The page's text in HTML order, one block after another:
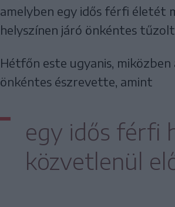
amelyben egy idős férfi életét
helyszínen járó önkéntes
Hétfőn este ugyanis,
önkéntes észrevette, amint
egy idős férfi
közvetlenül